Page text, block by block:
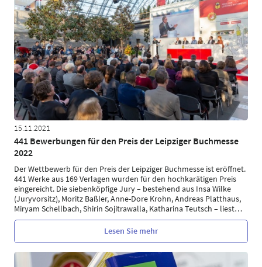
15.11.2021
441 Bewerbungen für den Preis der Leipziger Buchmesse
2022
Der Wettbewerb für den Preis der Leipziger Buchmesse ist eröffnet.
441 Werke aus 169 Verlagen wurden für den hochkarätigen Preis
eingereicht. Die siebenköpfige Jury – bestehend aus Insa Wilke
(Juryvorsitz), Moritz Baßler, Anne-Dore Krohn, Andreas Platthaus,
Miryam Schellbach, Shirin Sojitrawalla, Katharina Teutsch – liest…
Lesen Sie mehr